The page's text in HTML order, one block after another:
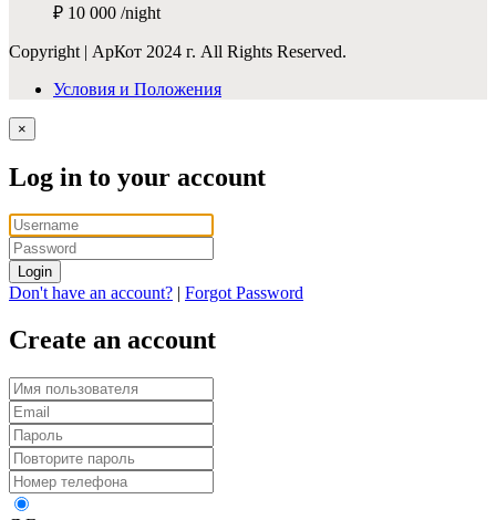
₽ 10 000 /night
Copyright | АрКот 2024 г. All Rights Reserved.
Условия и Положения
×
Log in to your account
Login
Don't have an account? Forgot Password
Create an account